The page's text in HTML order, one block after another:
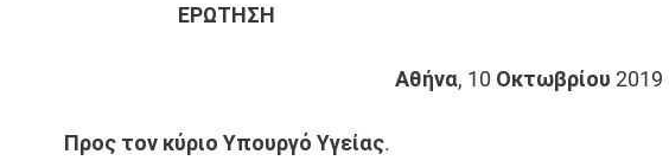
ΕΡΩΤΗΣΗ
Αθήνα, 10 Οκτωβρίου 2019
Προς τον κύριο Υπουργό Υγείας.